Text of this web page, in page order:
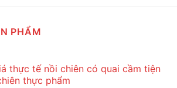
PHẨM
thực tế nồi chiên có quai cầm tiện
thực phẩm